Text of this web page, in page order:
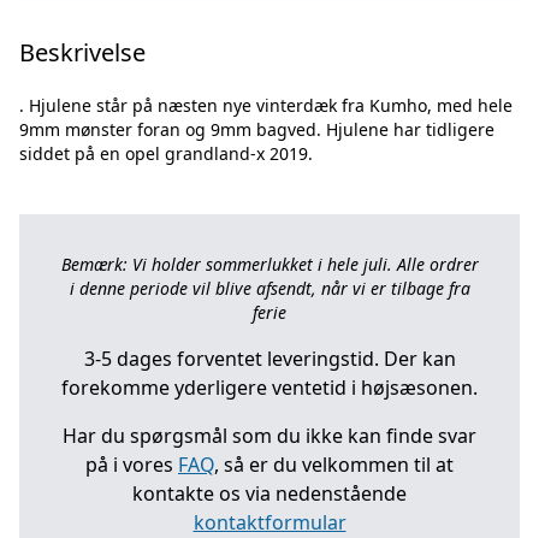
Beskrivelse
. Hjulene står på næsten nye vinterdæk fra Kumho, med hele
9mm mønster foran og 9mm bagved. Hjulene har tidligere
Bemærk: Vi holder sommerlukket i hele juli. Alle ordrer
i denne periode vil blive afsendt, når vi er tilbage fra
ferie
3-5 dages forventet leveringstid. Der kan
forekomme yderligere ventetid i højsæsonen.
Har du spørgsmål som du ikke kan finde svar
på i vores FAQ, så er du velkommen til at
kontakte os via nedenstående
kontaktformular